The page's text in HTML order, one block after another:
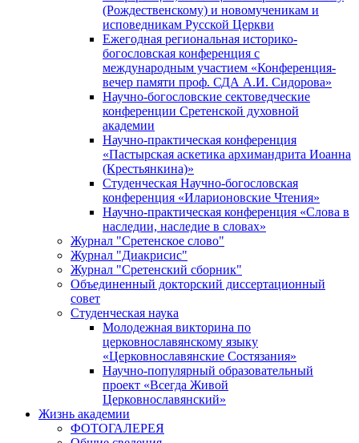
(Рождественскому) и новомученикам и
исповедникам Русской Церкви
Ежегодная региональная историко-
богословская конференция с
международным участием «Конференция-
вечер памяти проф. СДА А.И. Сидорова»
Научно-богословские сектоведческие
конференции Сретенской духовной
академии
Научно-практическая конференция
«Пастырская аскетика архимандрита Иоанна
(Крестьянкина)»
Студенческая Научно-богословская
конференция «Иларионовские Чтения»
Научно-практическая конференция «Cлова в
наследии, наследие в словах»
Журнал "Сретенское слово"
Журнал "Диакрисис"
Журнал "Сретенский сборник"
Объединенный докторский диссертационный
совет
Студенческая наука
Молодежная викторина по
церковнославянскому языку
«Церковнославянские Состязания»
Научно-популярный образовательный
проект «Всегда Живой
Церковнославянский»
Жизнь академии
ФОТОГАЛЕРЕЯ